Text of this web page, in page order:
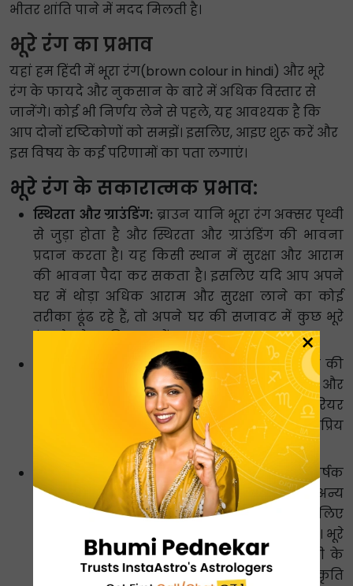
भीतर शांति पाने में मदद मिलती है।
भूरे रंग का प्रभाव
यहां हम हिंदी में भूरा रंग(brown colour in hindi) और भूरे
रंग के फायदे और नुकसान के बारे में अधिक विस्तार से
जानेंगे। कोई भी निर्णय लेने से पहले, यह आवश्यक है कि
आप दोनों दृष्टिकोणों को समझें। इसलिए, आइए शुरू करें और
इस विषय के कई परिणामों का पता लगाएं।
भूरे रंग के सकारात्मक प्रभाव:
स्थिरता और ग्राउंडिंग: ब्राउन यानि भूरा रंग अक्सर पृथ्वी
से जुड़ा होता है और स्थिरता और ग्राउंडिंग की भावना
प्रदान करता है। यह किसी स्थान में सुरक्षा और आराम
की भावना पैदा कर सकता है। इसलिए यदि आप अपने
घर में थोड़ा अधिक आराम और सुरक्षा लाने का कोई
तरीका ढूंढ रहे हैं, तो अपने घर की सजावट में कुछ भूरे
गर्मजोशी और पोषण:भूरा रंग गर्मजोशी और पोषण की
भावना पैदा करता है। यह एक आरामदायक और
आकर्षक माहौल बना सकता है, जिससे यह इंटीरियर
डिजाइन और घर की सजावट के लिए एक लोकप्रिय
विकल्प बन सकता है।
प्राकृतिक और जैविक: भूरा एक गर्म और आकर्षक
वातावरण बना सकता है। यह हरे और बेज जैसे अन्य
प्राकृतिक रंगों के साथ-साथ एक चंचल स्पर्श के लिए
चमकीले रंगों के साथ भी अच्छी तरह से मेल खाता है। भूरे
रंग की प्राकृतिक और जैविक सामग्री, जैसे लकड़ी के
फर्नीचर और बुने हुए वस्त्र का चुनाव अंतरिक्ष में प्रकृति
×